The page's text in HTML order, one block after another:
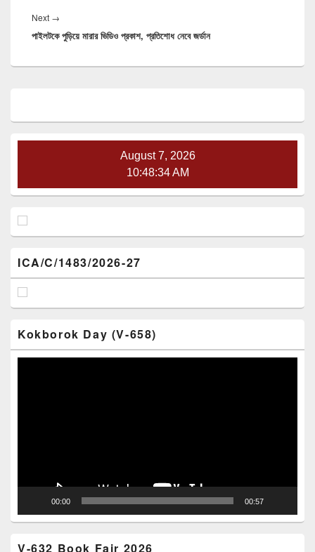
Next →
post:
পাইলটকে পুড়িয়ে মারার ভিডিও প্রকাশ, প্রতিশোধ নেবে জর্ডান
Widget
August 7, 2026
10:48:35 AM
ICA/C/1483/2026-27
Kokborok Day (V-658)
00:00 00:57
V-632 Book Fair 2026